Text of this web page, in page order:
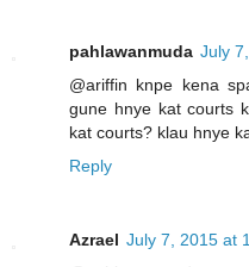
pahlawanmuda July
@ariffin knpe kena
gune hnye kat courts
kat courts? klau hnye
Reply
Azrael July 7, 2015 at